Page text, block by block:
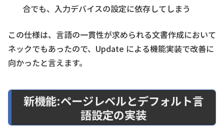
合でも、入力デバイスの設定に依存してしまう
この仕様は、言語の一貫性が求められる文書作成において
ネックでもあったので、Update による機能実装で改善に
向かったと言えます。
新機能:ページレベルとデフォルト言
語設定の実装